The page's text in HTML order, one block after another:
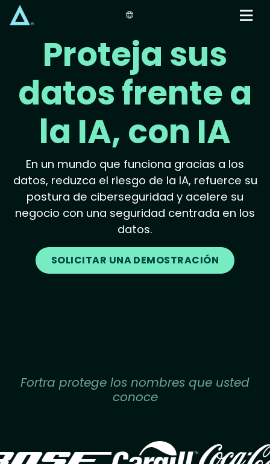
main
content
Proteja sus
datos frente a
la IA, con IA
En un mundo que funciona gracias a los
datos, reduzca el riesgo de la IA, refuerce su
postura de ciberseguridad y acelere su
negocio con una seguridad centrada en los
datos.
SOLICITAR UNA DEMOSTRACIÓN
Fortra protege los nombres que usted
conoce
Image